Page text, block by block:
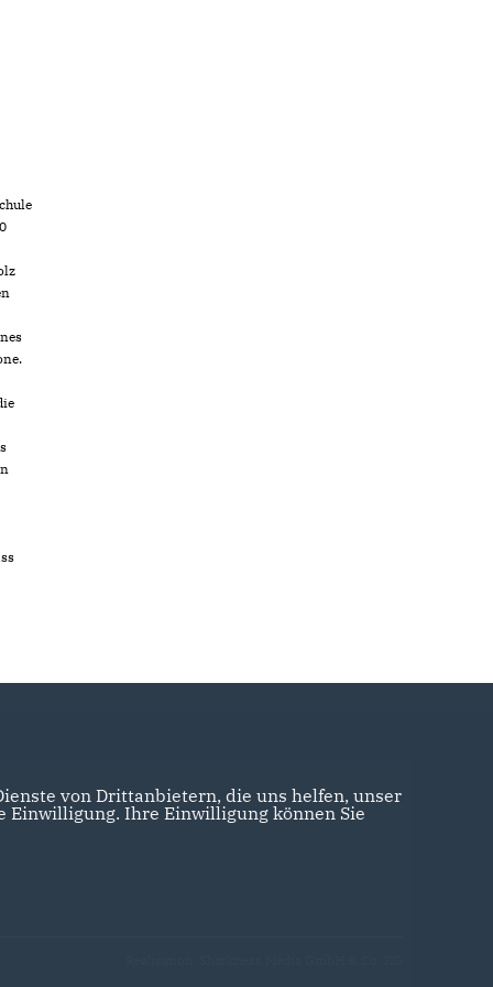
von Drittanbietern, die uns helfen, unser
Einwilligung. Ihre Einwilligung können Sie